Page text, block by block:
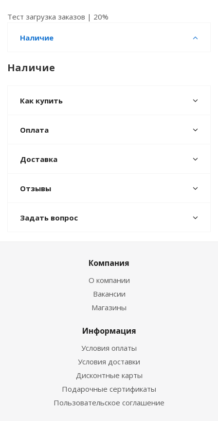
Тест загрузка заказов | 20%
Наличие
Наличие
Как купить
Оплата
Доставка
Отзывы
Задать вопрос
Компания
О компании
Вакансии
Магазины
Информация
Условия оплаты
Условия доставки
Дисконтные карты
Подарочные сертификаты
Пользовательское соглашение